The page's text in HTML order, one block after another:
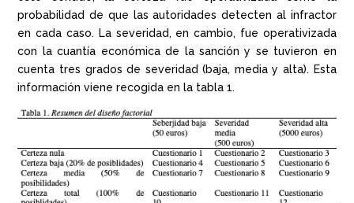
probabilidad de que las autoridades detecten al infractor
en cada caso. La severidad, en cambio, fue operativizada
con la cuantía económica de la sanción y se tuvieron en
cuenta tres grados de severidad (baja, media y alta). Esta
información viene recogida en la tabla 1.